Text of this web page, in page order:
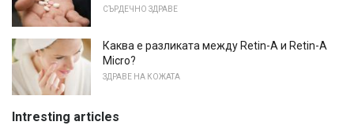
СЪРДЕЧНО ЗДРАВЕ
Каква е разликата между Retin-A и Retin-A
Micro?
ЗДРАВЕ НА КОЖАТА
Intresting articles